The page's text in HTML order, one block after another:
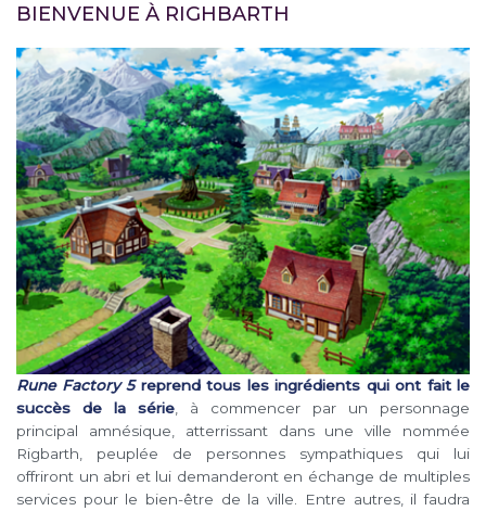
BIENVENUE À RIGHBARTH
Rune Factory 5reprend tous les ingrédients qui ont fait le
succès de la série , à commencer par un personnage
principal amnésique, atterrissant dans une ville nommée
Rigbarth, peuplée de personnes sympathiques qui lui
offriront un abri et lui demanderont en échange de multiples
services pour le bien-être de la ville. Entre autres, il faudra